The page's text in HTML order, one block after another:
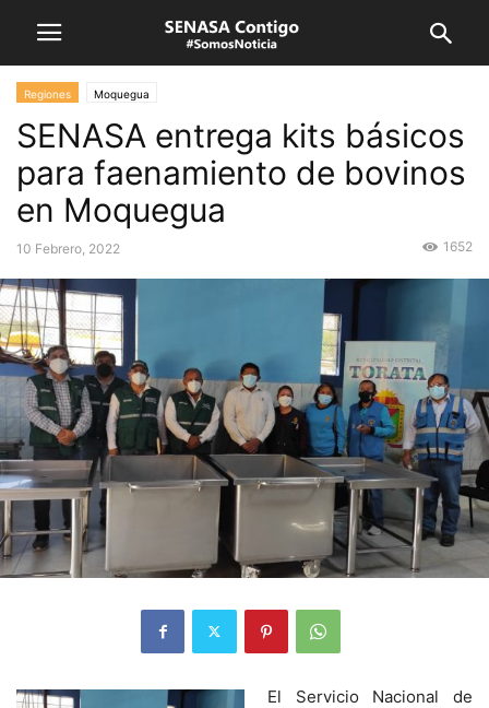
Regiones Moquegua
SENASA entrega kits básicos
para faenamiento de bovinos
en Moquegua
10 Febrero, 2022 1652
El Servicio Nacional de